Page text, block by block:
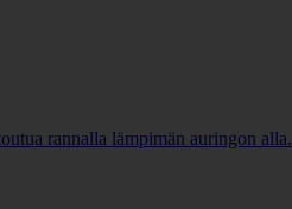
rannalla lämpimän auringon alla.